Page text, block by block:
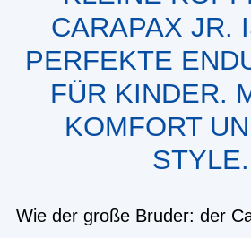
CARAPAX JR.
PERFEKTE
FÜR KINDER.
KOMFORT
STYLE.
Wie der große Bruder: der